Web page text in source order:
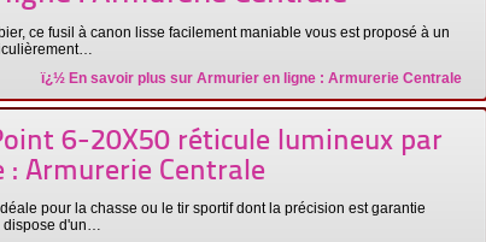
ce fusil à canon lisse facilement maniable vous est proposé à un
ï¿½ En savoir plus sur Armurier en ligne : Armurerie Centrale
6-20X50 réticule lumineux par
Armurerie Centrale
pour la chasse ou le tir sportif dont la précision est garantie
dispose d'un…